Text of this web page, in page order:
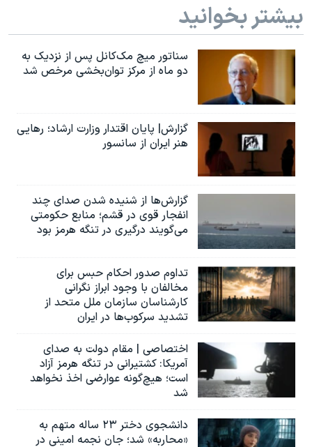
بیشتر بخوانید
سناتور میچ مک‌کانل پس از نزدیک به
دو ماه از مرکز توان‌بخشی مرخص شد
گزارش| پایان اقتدار وزارت ارشاد؛ رهایی
هنر ایران از سانسور
گزارش‌ها از شنیده شدن صدای چند
انفجار قوی در قشم؛ منابع حکومتی
می‌گویند درگیری در تنگه هرمز بود
تداوم صدور احکام حبس برای
مخالفان با وجود ابراز نگرانی
کارشناسان سازمان ملل متحد از
تشدید سرکوب‌ها در ایران
اختصاصی | مقام دولت به صدای
آمریکا: کشتیرانی در تنگه هرمز آزاد
است؛ هیچ‌گونه عوارضی اخذ نخواهد
شد
دانشجوی دختر ۲۳ ساله متهم به
«محاربه» شد؛ جان نجمه امینی در